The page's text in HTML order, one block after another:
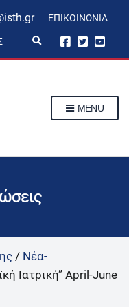
ΕΠΙΚΟΙΝΩΝΊΑ
p
m
MENU
/ Νέα-
Ιατρική” April-June